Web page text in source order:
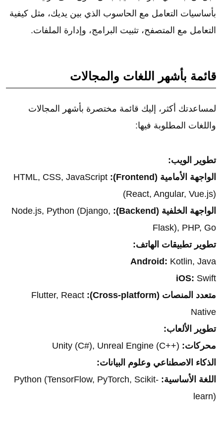
بأساسيات التعامل مع الحاسوب الذي بين يديك، مثل كيفية
التعامل مع المتصفح، تثبيت البرامج، وإدارة الملفات.
قائمة بأشهر اللغات والمجالات
لمساعدتك أكثر، إليك قائمة مختصرة بأشهر المجالات
واللغات المطلوبة فيها:
تطوير الويب:
الواجهة الأمامية (Frontend):
HTML, CSS, JavaScript
(React, Angular, Vue.js)
الواجهة الخلفية (Backend):
Node.js, Python (Django,
Flask), PHP, Go
تطوير تطبيقات الهاتف:
Android: Kotlin, Java
iOS: Swift
متعدد المنصات (Cross-platform):
Flutter, React
Native
تطوير الألعاب:
محركات:
الذكاء الاصطناعي وعلوم البيانات:
اللغة الأساسية: Python (TensorFlow, PyTorch, Scikit-
learn)